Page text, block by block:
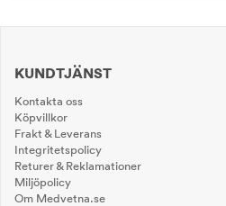
KUNDTJÄNST
Kontakta oss
Köpvillkor
Frakt & Leverans
Integritetspolicy
Returer & Reklamationer
Miljöpolicy
Om Medvetna.se